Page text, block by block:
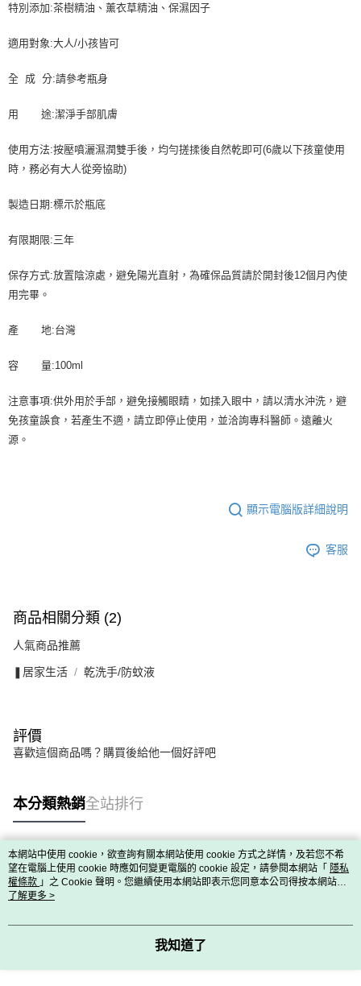
特別添加:茶樹精油、薰衣草精油、保濕因子
適用對象:大人/小孩皆可
全 成 分:請參考瓶身
用 途:潔淨手部肌膚
使用方法:按壓噴灑濕潤雙手後，均勻搓揉後自然乾即可(6歲以下孩童使用
時，務必有大人從旁協助)
製造日期:標示於瓶底
有限期限:三年
保存方式:放置陰涼處，避免陽光直射，為確保品質請於開封後12個月內使
用完畢。
產 地:台灣
容 量:100ml
注意事項:供外用於手部，避免接觸眼睛，如揉入眼中，請以清水沖洗，避
免孩童誤食，若產生不適，請立即停止使用，並洽詢專科醫師。遠離火
源。
顯示電腦版詳細說明
客服
商品相關分類 (2)
人氣商品推薦
❚居家生活 乾洗手/防蚊液
評價
喜歡這個商品嗎？購買後給他一個好評吧
本分類熱銷全站排行
熱門標籤
本網站中使用 cookie，欲查詢有關本網站使用 cookie 方式之詳情，及若您不希
望在電腦上使用 cookie 時應如何變更電腦的 cookie 設定，請參閱本網站「 隱私
權條款 」之 Cookie 聲明。您繼續使用本網站即表示您同意本公司得按本網站使
用條款之 Cookie 聲明使用 cookie。
了解更多 >
我知道了